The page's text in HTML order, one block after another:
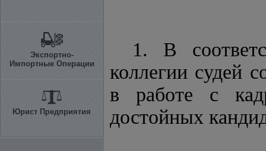
Экспортно-
Импортные Операции
Юрист Предприятия
1. В
коллегии судей
в работе с
достойных